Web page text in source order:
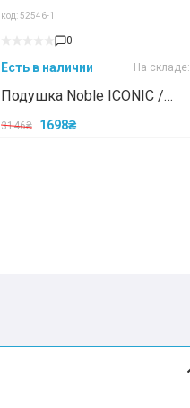
код: 52546-1
0
Есть в наличии На складе:
Подушка Noble ICONIC /
ИКОНИК 63x43
3146₴ 1698₴